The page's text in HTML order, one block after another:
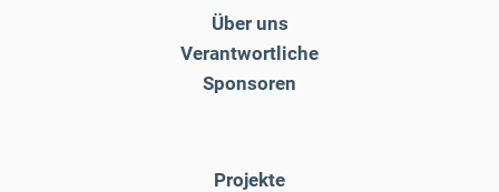
Über uns
Verantwortliche
Sponsoren
Projekte